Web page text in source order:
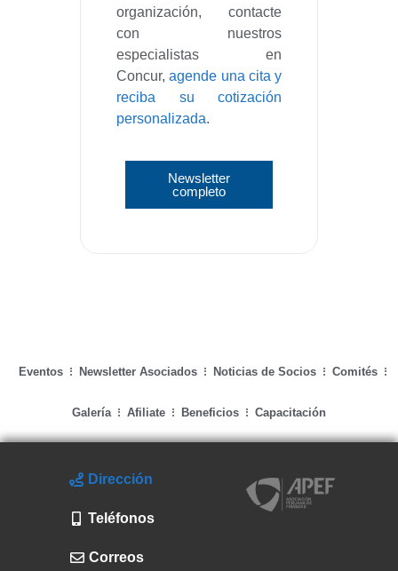
organización, contacte
con nuestros
especialistas en
Concur,agende una cita y
reciba su cotización
personalizada.
Newsletter
completo
Eventos Newsletter Asociados Noticias de Socios Comités
Galería Afiliate Beneficios Capacitación
Dirección
Teléfonos
Correos